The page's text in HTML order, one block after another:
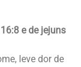
e de jejuns
leve dor de